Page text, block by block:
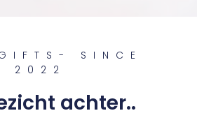
SINCE
2022
achter..